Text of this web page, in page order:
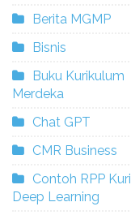
Berita MGMP
Bisnis
Buku Kurikulum
Merdeka
Chat GPT
CMR Business
Contoh RPP
Deep Learning